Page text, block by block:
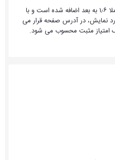
۴- نام مستعار یونیکد: این گزینه از جوملا ۱٫۶ به بعد اضافه شده است و با
نمایش، در آدرس صفحه قرار می
امتیاز مثبت محسوب می شود.